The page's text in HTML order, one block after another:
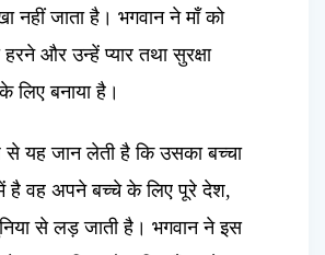
नहीं जाता है। भगवान ने माँ को
और उन्हें प्यार तथा सुरक्षा
लिए बनाया है।
से यह जान लेती है कि उसका बच्चा
है वह अपने बच्चे के लिए पूरे देश,
से लड़ जाती है। भगवान ने इस